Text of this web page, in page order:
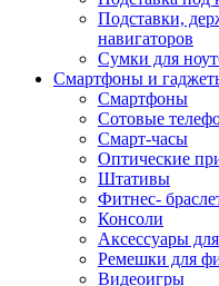
Подставки,
навигаторов
Сумки для
Смартфоны и
Смартфоны
Сотовые
Смарт-часы
Оптические
Штативы
Фитнес-
Консоли
Аксессуары
Ремешки для
Видеоигры